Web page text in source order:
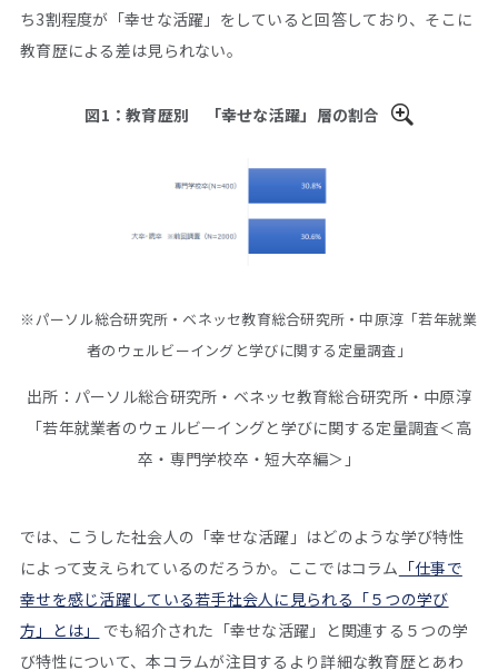
ち3割程度が「幸せな活躍」をしていると回答しており、そこに
教育歴による差は見られない。
図1：教育歴別 「幸せな活躍」層の割合
※パーソル総合研究所・ベネッセ教育総合研究所・中原淳「若年就業
者のウェルビーイングと学びに関する定量調査」
出所：パーソル総合研究所・ベネッセ教育総合研究所・中原淳
「若年就業者のウェルビーイングと学びに関する定量調査＜高
卒・専門学校卒・短大卒編＞」
では、こうした社会人の「幸せな活躍」はどのような学び特性
によって支えられているのだろうか。ここではコラム 「仕事で
幸せを感じ活躍している若手社会人に見られる「５つの学び
方」とは」
でも紹介された「幸せな活躍」と関連する５つの学
び特性について、本コラムが注目するより詳細な教育歴とあわ